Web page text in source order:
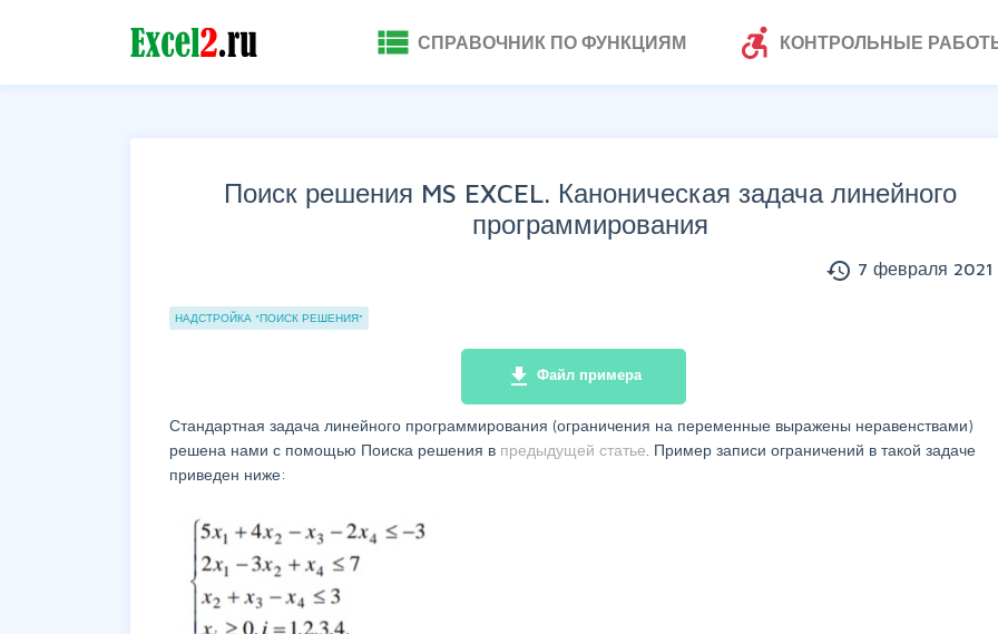
view_list СПРАВОЧНИК ПО ФУНКЦИЯМ accessible_forward КОНТРОЛЬНЫЕ
Поиск решения MS EXCEL. Каноническая задача линейного
программирования
history 7 февраля 2021
Группы статей
НАДСТРОЙКА "ПОИСК РЕШЕНИЯ"
file_download Файл примера
Стандартная задача линейного программирования (ограничения на переменные выражены неравенствами)
решена нами с помощью Поиска решения в предыдущей статье . Пример записи ограничений в такой задаче
приведен ниже: